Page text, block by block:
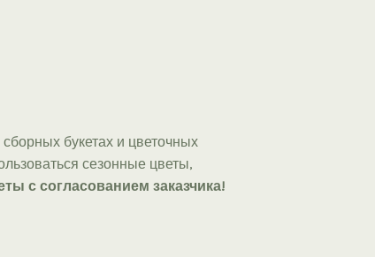
букетах и цветочных
сезонные цветы,
с согласованием заказчика!